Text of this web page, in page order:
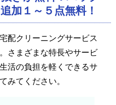
加１～５点無料！
配クリーニングサービス
さまざまな特長やサービ
活の負担を軽くできるサ
みてください。